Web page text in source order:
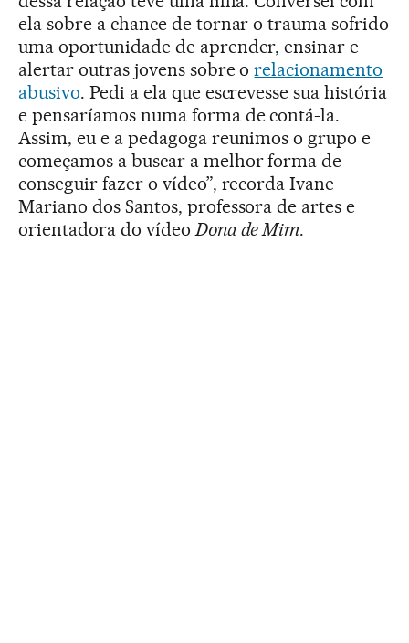
ela sobre a chance de tornar o trauma sofrido
uma oportunidade de aprender, ensinar e
alertar outras jovens sobre orelacionamento
abusivo. Pedi a ela que escrevesse sua história
e pensaríamos numa forma de contá-la.
Assim, eu e a pedagoga reunimos o grupo e
começamos a buscar a melhor forma de
conseguir fazer o vídeo”, recorda Ivane
Mariano dos Santos, professora de artes e
orientadora do vídeo Dona de Mim.